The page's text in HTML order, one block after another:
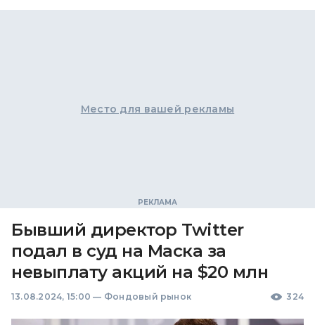
Место для вашей рекламы
Бывший директор Twitter
подал в суд на Маска за
невыплату акций на $20 млн
13.08.2024, 15:00 — Фондовый рынок 324